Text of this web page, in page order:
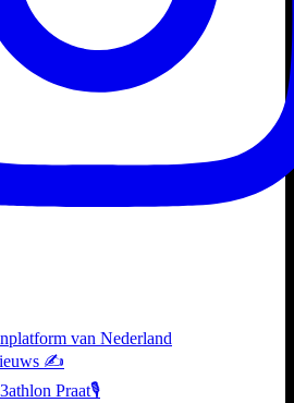
van Nederland
✍️
Praat🎙️